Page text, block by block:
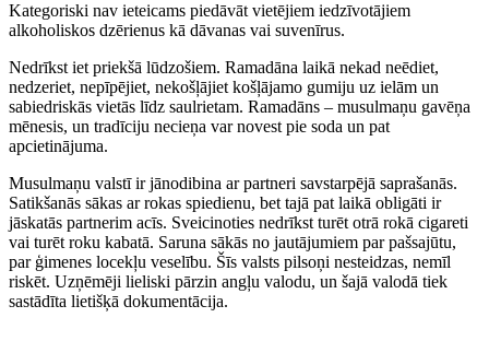
Kategoriski nav ieteicams piedāvāt vietējiem iedzīvotājiem
alkoholiskos dzērienus kā dāvanas vai suvenīrus.
Nedrīkst iet priekšā lūdzošiem. Ramadāna laikā nekad neēdiet,
nedzeriet, nepīpējiet, nekošļājiet košļājamo gumiju uz ielām un
sabiedriskās vietās līdz saulrietam. Ramadāns – musulmaņu gavēņa
mēnesis, un tradīciju necieņa var novest pie soda un pat
apcietinājuma.
Musulmaņu valstī ir jānodibina ar partneri savstarpējā saprašanās.
Satikšanās sākas ar rokas spiedienu, bet tajā pat laikā obligāti ir
jāskatās partnerim acīs. Sveicinoties nedrīkst turēt otrā rokā cigareti
vai turēt roku kabatā. Saruna sākās no jautājumiem par pašsajūtu,
par ģimenes locekļu veselību. Šīs valsts pilsoņi nesteidzas, nemīl
riskēt. Uzņēmēji lieliski pārzin angļu valodu, un šajā valodā tiek
sastādīta lietišķā dokumentācija.